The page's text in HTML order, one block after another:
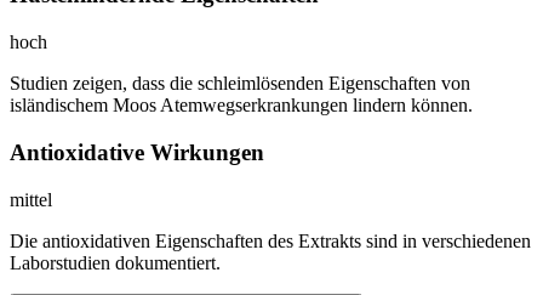
hoch
Studien zeigen, dass die schleimlösenden Eigenschaften von
isländischem Moos Atemwegserkrankungen lindern können.
Antioxidative Wirkungen
mittel
Die antioxidativen Eigenschaften des Extrakts sind in verschiedenen
Laborstudien dokumentiert.